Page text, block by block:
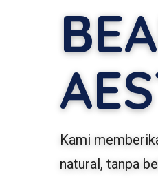
Kami
natural, tanpa